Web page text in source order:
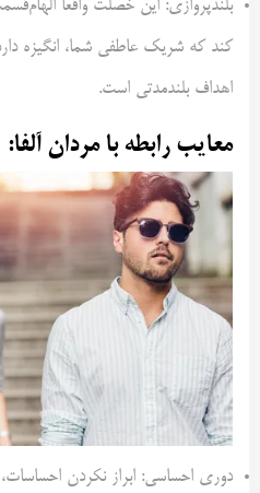
بلندپروازی: این خصلت واقعاً
کند که شریک عاطفی شما، انگیزه
اهداف بلندمدتی است.
معایب رابطه با مردان آلفا:
دوری احساسی: ابراز نکردن